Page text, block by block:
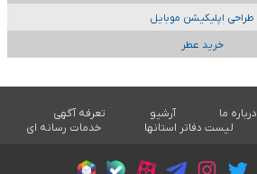
طراحی اپلیکیشن موبایل
خرید عطر
درباره ما آرشیو
تعرفه آگهی
لیست دفاتر استانها خدمات رسانه ای